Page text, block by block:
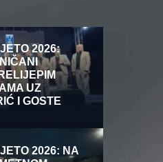
2026:
UZ
I GOSTE
2026: NA